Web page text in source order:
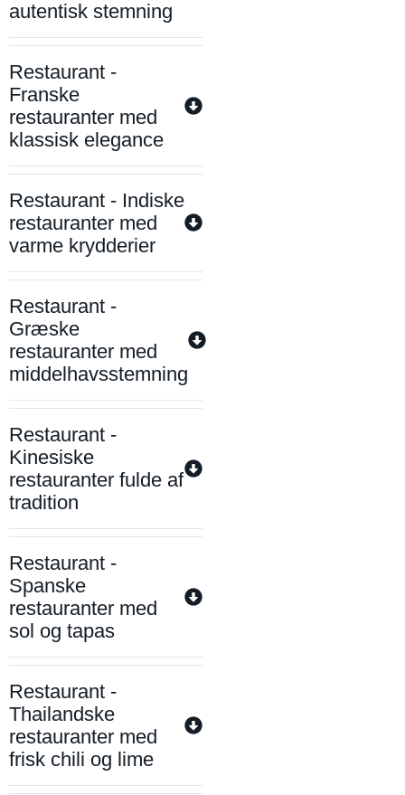
autentisk stemning
Restaurant -
Franske
restauranter med
klassisk elegance
Restaurant - Indiske
restauranter med
varme krydderier
Restaurant -
Græske
restauranter med
middelhavsstemning
Restaurant -
Kinesiske
restauranter fulde af
tradition
Restaurant -
Spanske
restauranter med
sol og tapas
Restaurant -
Thailandske
restauranter med
frisk chili og lime